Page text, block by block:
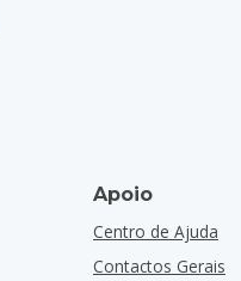
Apoio
Centro de Ajuda
Contactos Gerais